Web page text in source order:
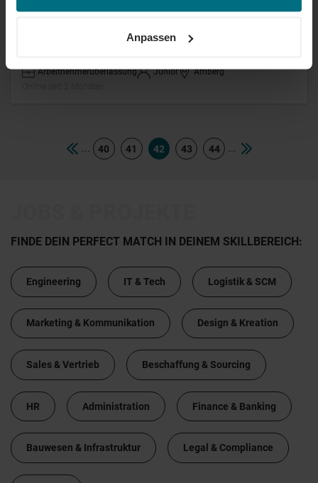
Informationen erhalten Sie über unseren
Anpassen
Arbeitnehmerüberlassung Junior
Amberg
40 41 42 43 44
FINDE DEIN PERFECT MATCH IN DEINEM SKILLBEREICH:
Engineering IT & Tech Logistik & SCM
Marketing & Kommunikation Design & Kreation
Sales & Vertrieb Beschaffung & Sourcing
HR Administration Finance & Banking
Bauwesen & Infrastruktur Legal & Compliance